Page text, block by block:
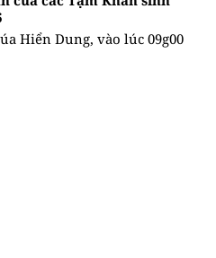
Hiển Dung, vào lúc 09g00